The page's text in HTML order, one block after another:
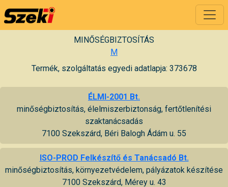
MINŐSÉGBIZTOSÍTÁS
M
Termék, szolgáltatás egyedi adatlapja: 373678
ÉLMI-2001 Bt.
minőségbiztosítás, élelmiszerbiztonság, fertőtlenítési
szaktanácsadás
7100 Szekszárd, Béri Balogh Ádám u. 55
ISO-PROD Felkészítő és Tanácsadó Bt.
minőségbiztosítás, környezetvédelem, pályázatok készítése
7100 Szekszárd, Mérey u. 43